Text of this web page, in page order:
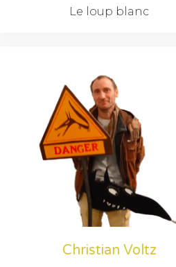
Le loup blanc
Christian Voltz